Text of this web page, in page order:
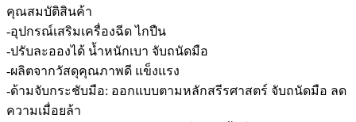
คุณสมบัติสินค้า
-อุปกรณ์เสริมเครื่องฉีด ไกปืน
-ปรับละอองได้ น้ำหนักเบา จับถนัดมือ
-ผลิตจากวัสดุคุณภาพดี แข็งแรง
-ด้ามจับกระชับมือ: ออกแบบตามหลักสรีรศาสตร์ จับถนัดมือ ลด
ความเมื่อยล้า